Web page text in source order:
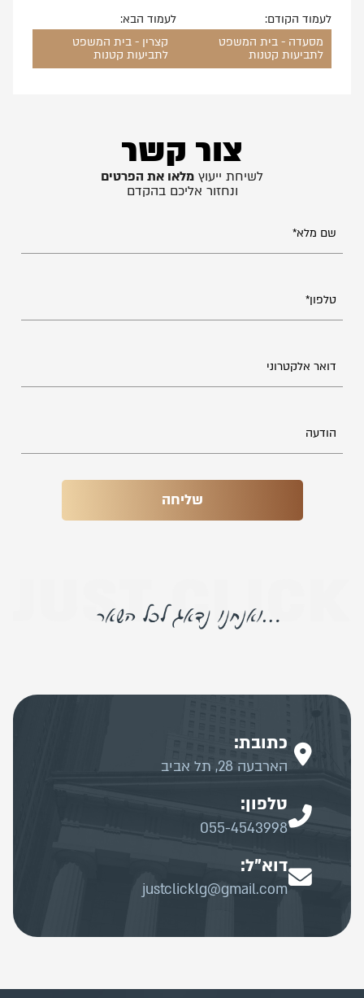
לעמוד הקודם:
מסעדה - בית המשפט
לתביעות קטנות
לעמוד הבא:
קצרין - בית המשפט
לתביעות קטנות
כתובת:
הארבעה 28, תל אביב
טלפון:
055-4543998
דוא"ל:
justclicklg@gmail.com
צור קשר
לשיחת ייעוץ מלאו את הפרטים
ונחזור אליכם בהקדם